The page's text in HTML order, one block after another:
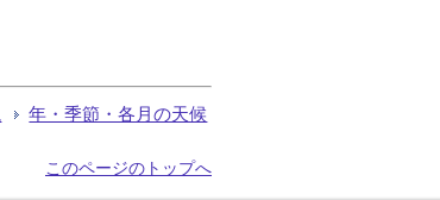
年・季節・各月の天候
このページのトップへ